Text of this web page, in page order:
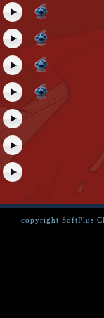
copyright SoftPlus